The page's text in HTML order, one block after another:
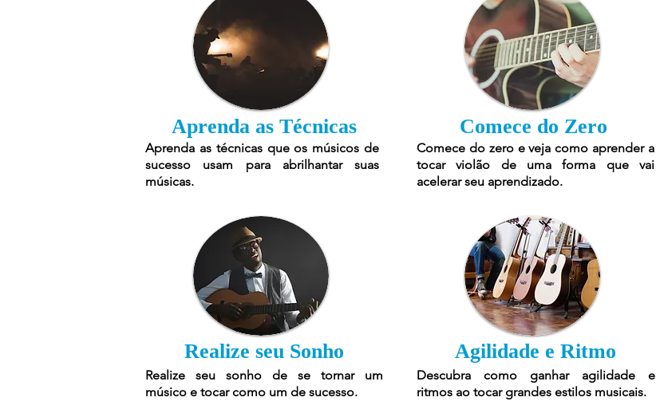
Aprenda as Técnicas
Aprenda as técnicas que os músicos de
sucesso usam para abrilhantar suas
músicas.
Realize seu Sonho
Realize seu sonho de se tornar um
músico e tocar como um de sucesso.
Comece do Zero
Comece do zero e veja como aprender a
tocar violão de uma forma que vai
acelerar seu aprendizado.
Agilidade e Ritmo
Descubra como ganhar agilidade e
ritmos ao tocar grandes estilos musicais.